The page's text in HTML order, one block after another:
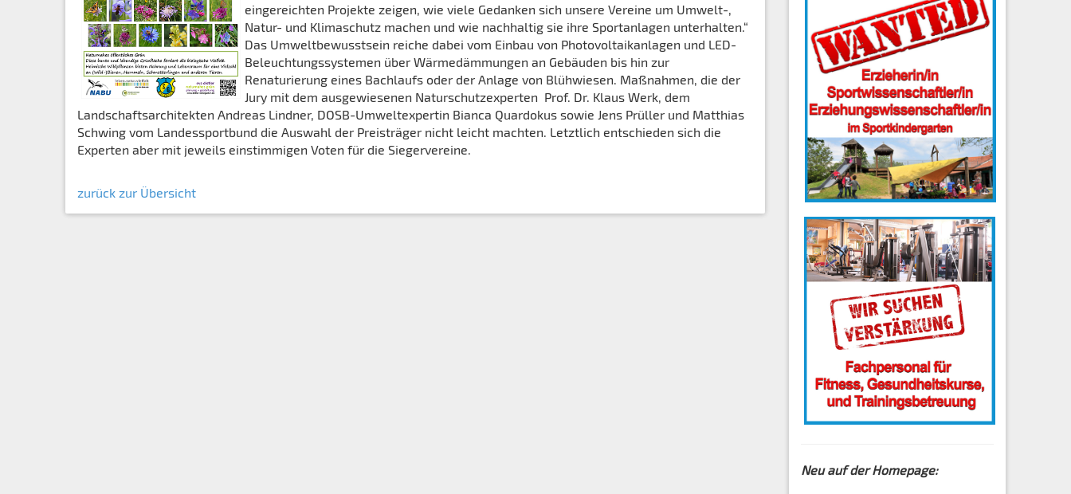
eingereichten Projekte zeigen, wie viele Gedanken sich unsere Vereine um Umwelt-,
Natur- und Klimaschutz machen und wie nachhaltig sie ihre Sportanlagen unterhalten.“
Das Umweltbewusstsein reiche dabei vom Einbau von Photovoltaikanlagen und LED-
Beleuchtungssystemen über Wärmedämmungen an Gebäuden bis hin zur
Renaturierung eines Bachlaufs oder der Anlage von Blühwiesen. Maßnahmen, die der
Jury mit dem ausgewiesenen Naturschutzexperten Prof. Dr. Klaus Werk, dem
Landschaftsarchitekten Andreas Lindner, DOSB-Umweltexpertin Bianca Quardokus sowie Jens Prüller und Matthias
Schwing vom Landessportbund die Auswahl der Preisträger nicht leicht machten. Letztlich entschieden sich die
Experten aber mit jeweils einstimmigen Voten für die Siegervereine.
zurück zur Übersicht
Neu auf der Homepage: